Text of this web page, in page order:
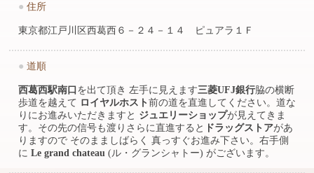
● 住所
東京都江戸川区西葛西６－２４－１４ ピュアラ１Ｆ
● 道順
西葛西駅南口 を出て頂き 左手に見えます三菱UFJ銀行脇の横断
歩道を越えて ロイヤルホスト 前の道を直進してください。道な
りにお進みいただきますと ジュエリーショップが見えてきま
す。その先の信号も渡りさらに直進すると ドラッグストアがあ
りますので そのまましばらく 真っすぐお進み下さい。右手側
に Le grand chateau (ル・グランシャトー) がございます。